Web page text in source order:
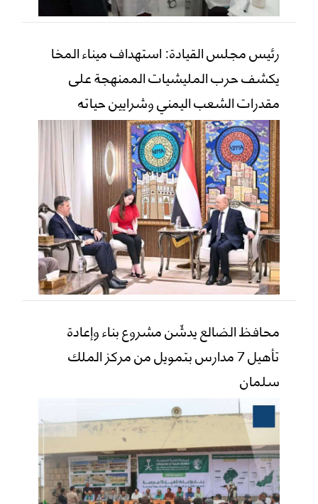
رئيس مجلس القيادة: استهداف ميناء المخا
يكشف حرب المليشيات الممنهجة على
مقدرات الشعب اليمني وشرايين حياته
محافظ الضالع يدشّن مشروع بناء وإعادة
تأهيل 7 مدارس بتمويل من مركز الملك
سلمان